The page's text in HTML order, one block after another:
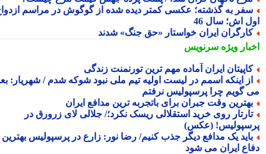
به گذشته؛ عکسی کمتر دیده شده از گوگوش در مراسم ازدواج
اش؛ سال 46
ایران خواستار «حق جنگ» شدند
ویژهسرنویس
ایران آماده مهم ترین تورنمنت زندگی
اینکه اسمم در لیست اولیه تیم ملی نبود شوکه شدم / شهریار: بعدا
گویم چرا پرسپولیس نرفتم
وقت جبران برای باتجربه ترین مدافع ایران
روی خرید استقلالی ریسک نکرد؛/ جلالی لای زرورق در
(عکس)
یک مدافع دیگر جذب کنیم/ رضا نور: زارع در پرسپولیس بهترین
ایران می شود